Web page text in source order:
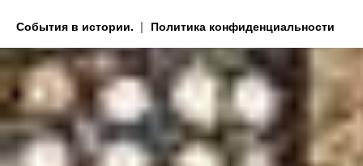
События в истории. Политика конфиденциальности